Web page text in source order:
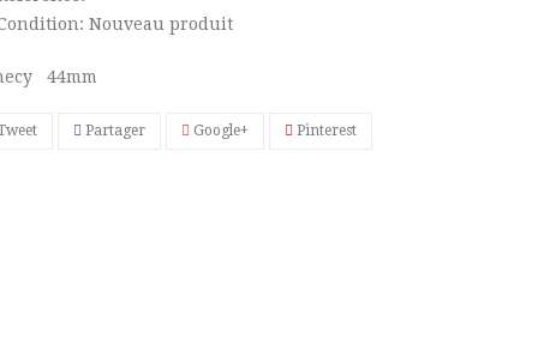
Nouveau produit
44mm
Partager Google+ Pinterest